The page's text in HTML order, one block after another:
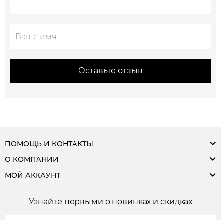
Оставьте отзыв
ПОМОЩЬ И КОНТАКТЫ
О КОМПАНИИ
МОЙ АККАУНТ
Узнайте первыми о новинках и скидках